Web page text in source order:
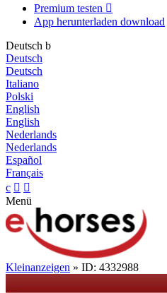
Premium testen 
App herunterladen download
Deutsch b
Deutsch
Deutsch
Italiano
Polski
English
English
Nederlands
Nederlands
Español
Français
c  
Menü
Kleinanzeigen » ID: 4332988